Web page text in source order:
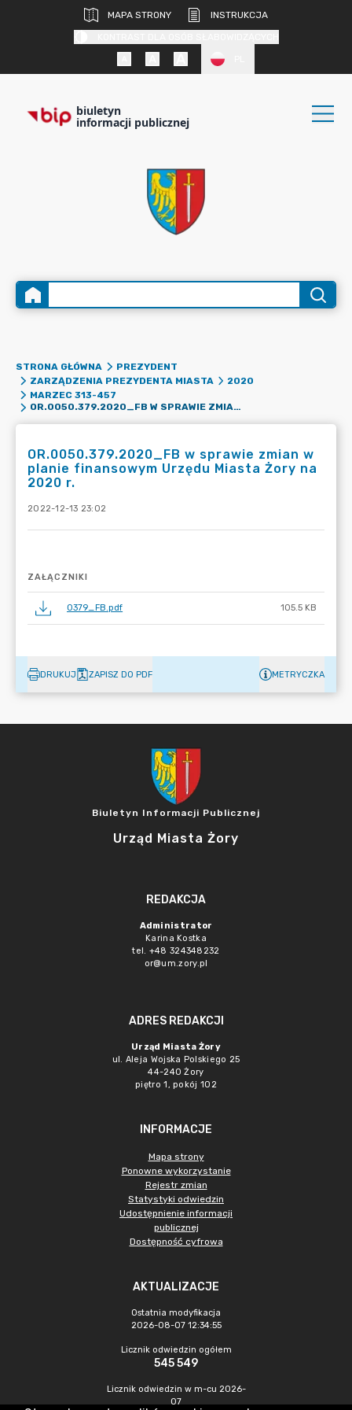
MAPA STRONY
INSTRUKCJA
biuletyn
informacji publicznej
STRONA GŁÓWNA
PREZYDENT
ZARZĄDZENIA PREZYDENTA MIASTA
2020
MARZEC 313-457
OR.0050.379.2020_FB W SPRAWIE ZMIAN W PLANIE FINANSOWYM URZĘDU MIASTA ŻORY NA 2020 R.
OR.0050.379.2020_FB w sprawie zmian w
planie finansowym Urzędu Miasta Żory na
2020 r.
2022-12-13 23:02
ZAŁĄCZNIKI
0379_FB.pdf 105.5 KB
DRUKUJ ZAPISZ DO PDF METRYCZKA
Biuletyn Informacji Publicznej
Urząd Miasta Żory
REDAKCJA
Administrator
Karina Kostka
tel. +48 324348232
or@um.zory.pl
ADRES REDAKCJI
Urząd Miasta Żory
ul. Aleja Wojska Polskiego 25
44-240 Żory
piętro 1, pokój 102
INFORMACJE
Mapa strony
Ponowne wykorzystanie
Rejestr zmian
Statystyki odwiedzin
Udostępnienie informacji
publicznej
Dostępność cyfrowa
AKTUALIZACJE
Ostatnia modyfikacja
2026-08-07 12:34:55
Licznik odwiedzin ogółem
545 549
Licznik odwiedzin w m-cu 2026-
07